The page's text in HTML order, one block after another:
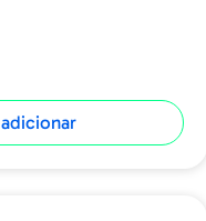
adicionar